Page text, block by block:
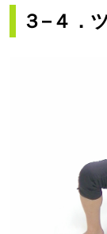
３−４．